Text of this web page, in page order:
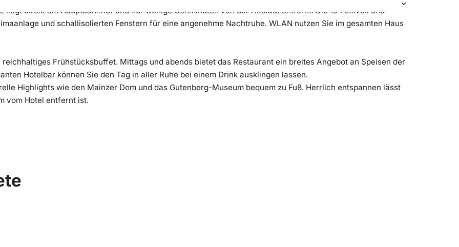
direkt am Hauptbahnhof und nur wenige Gehminuten von der Altstadt entfernt. Die 194 stilvoll und
und schallisolierten Fenstern für eine angenehme Nachtruhe. WLAN nutzen Sie im gesamten Haus
Frühstücksbuffet. Mittags und abends bietet das Restaurant ein breites Angebot an Speisen der
Hotelbar können Sie den Tag in aller Ruhe bei einem Drink ausklingen lassen.
Highlights wie den Mainzer Dom und das Gutenberg-Museum bequem zu Fuß. Herrlich entspannen lässt
vom Hotel entfernt ist.